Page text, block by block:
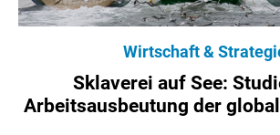
Wirtschaft &
Sklaverei auf See:
Arbeitsausbeutung der